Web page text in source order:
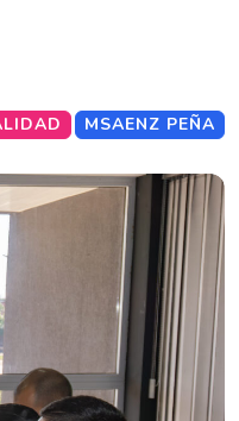
MSAENZ PEÑA